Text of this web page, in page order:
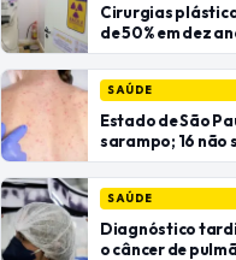
Cirurgias
de 50% em dez
SAÚDE
Estado de São
sarampo; 16 não
SAÚDE
Diagnóstico
o câncer de